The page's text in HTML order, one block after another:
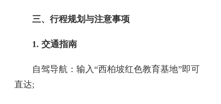
三、行程规划与注意事项‌
1. 交通指南‌
自驾导航：输入“西柏坡红色教育基地”即可
直达;